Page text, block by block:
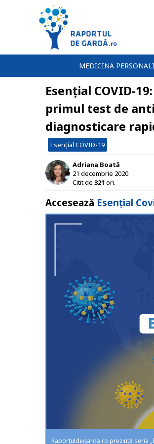
MEDICINA
Esențial COVID-
primul test de
diagnosticare
Esențial COVID-19
Adriana Boată
21 decembrie 2020
Citit de 321 ori.
Accesează Esențial
Raportuldegardă.ro prezintă seria